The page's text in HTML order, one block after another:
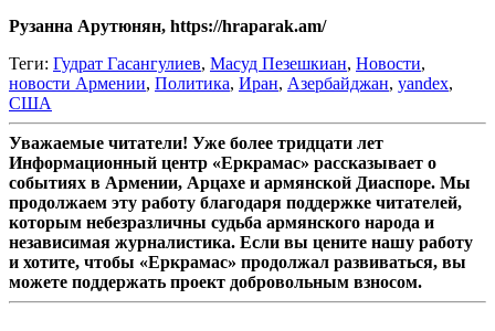
Рузанна Арутюнян, https://hraparak.am/
Теги: Гудрат Гасангулиев, Масуд Пезешкиан, Новости,
новости Армении, Политика, Иран, Азербайджан, yandex,
США
Уважаемые читатели! Уже более тридцати лет
Информационный центр «Еркрамас» рассказывает о
событиях в Армении, Арцахе и армянской Диаспоре. Мы
продолжаем эту работу благодаря поддержке читателей,
которым небезразличны судьба армянского народа и
независимая журналистика. Если вы цените нашу работу
и хотите, чтобы «Еркрамас» продолжал развиваться, вы
можете поддержать проект добровольным взносом.